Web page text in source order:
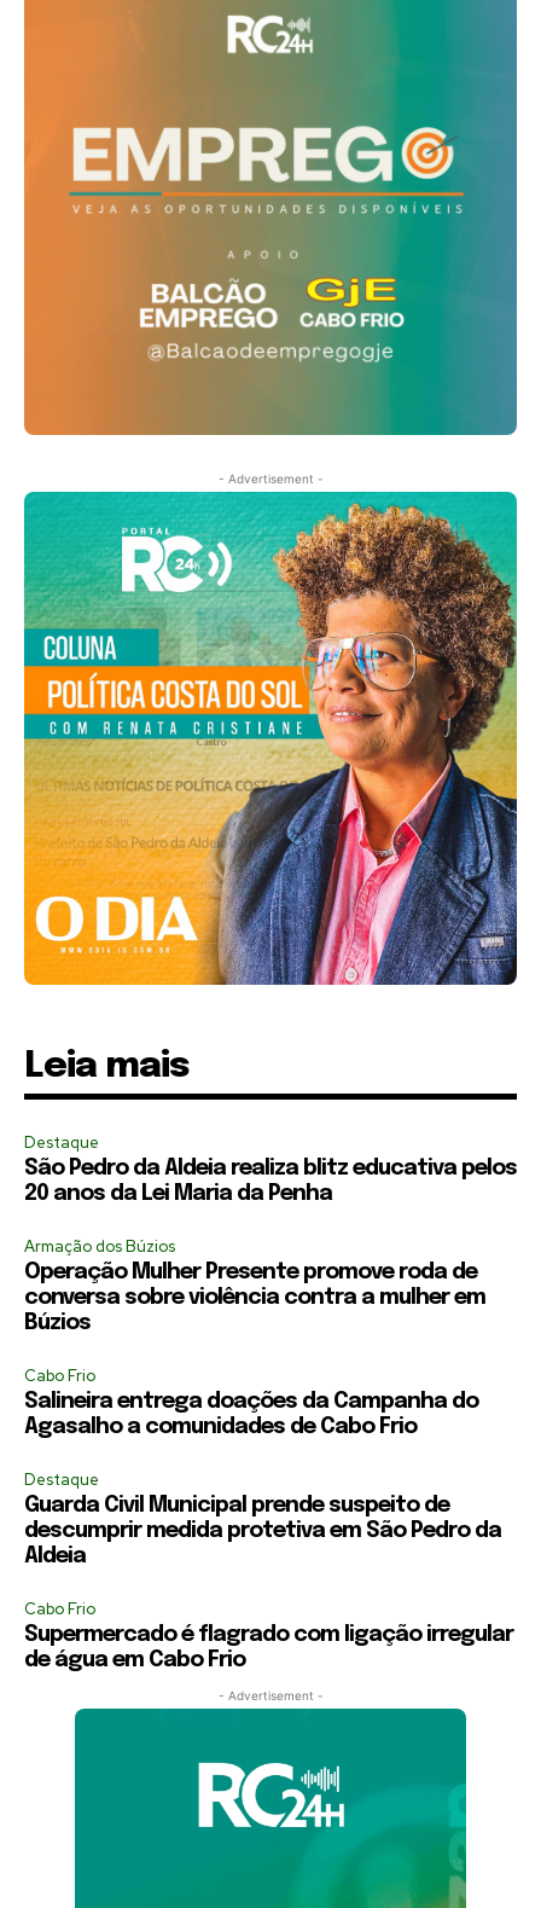
- Advertisement -
Leia mais
Destaque
São Pedro da Aldeia realiza blitz educativa pelos
20 anos da Lei Maria da Penha
Armação dos Búzios
Operação Mulher Presente promove roda de
conversa sobre violência contra a mulher em
Búzios
Cabo Frio
Salineira entrega doações da Campanha do
Agasalho a comunidades de Cabo Frio
Destaque
Guarda Civil Municipal prende suspeito de
descumprir medida protetiva em São Pedro da
Aldeia
Cabo Frio
Supermercado é flagrado com ligação irregular
de água em Cabo Frio
- Advertisement -